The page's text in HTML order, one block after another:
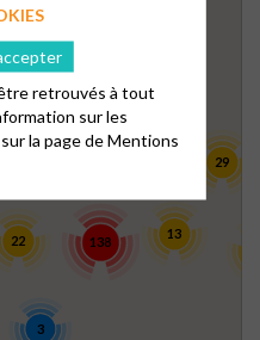
138
29
13
5
22
3
retrouvés à tout
sur les
la page deMentions